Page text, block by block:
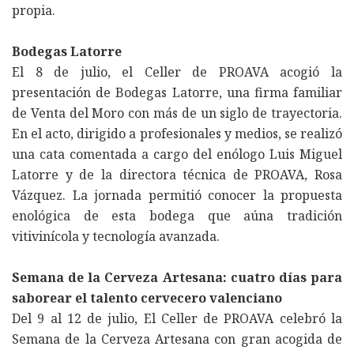
propia.
Bodegas Latorre
El 8 de julio, el Celler de PROAVA acogió la
presentación de Bodegas Latorre, una firma familiar
de Venta del Moro con más de un siglo de trayectoria.
En el acto, dirigido a profesionales y medios, se realizó
una cata comentada a cargo del enólogo Luis Miguel
Latorre y de la directora técnica de PROAVA, Rosa
Vázquez. La jornada permitió conocer la propuesta
enológica de esta bodega que aúna tradición
vitivinícola y tecnología avanzada.
Semana de la Cerveza Artesana: cuatro días para
saborear el talento cervecero valenciano
Del 9 al 12 de julio, El Celler de PROAVA celebró la
Semana de la Cerveza Artesana con gran acogida de